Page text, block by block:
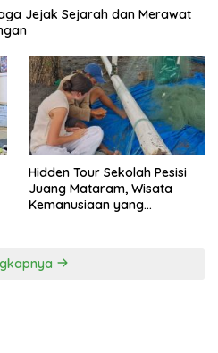
Jejak Sejarah dan Merawat
Hidden Tour Sekolah Pesisi
Juang Mataram, Wisata
Kemanusiaan yang